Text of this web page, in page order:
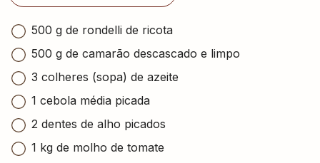
500 g de rondelli de ricota
500 g de camarão descascado e limpo
3 colheres (sopa) de azeite
1 cebola média picada
2 dentes de alho picados
1 kg de molho de tomate